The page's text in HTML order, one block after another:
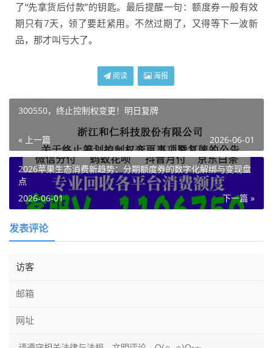
了“先拿货后付款”的钥匙。最后提醒一句：额度券一般有效
期只有7天，领了要赶紧用。不然过期了，又得等下一波新
品，那才叫亏大了。
阅读 海报
300550，终止控制权变更！明日复牌
« 上一篇 2026-06-01
2026苹果生态消费新趋势：分期额度券的数字化解绑与变现盘
点
下一篇 »
2026-06-01
发表评论